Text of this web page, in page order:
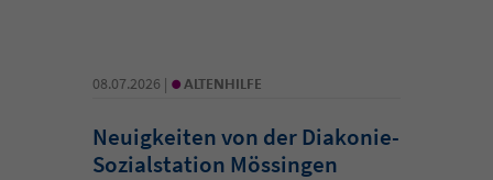
08.07.2026 | • ALTENHILFE
Neuigkeiten von der Diakonie-
Sozialstation Mössingen